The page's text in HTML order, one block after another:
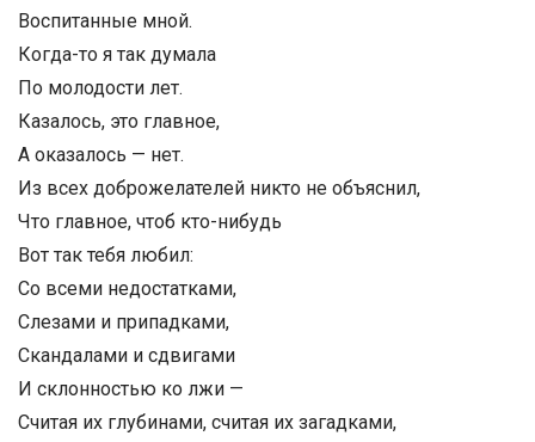
Воспитанные мной.
Когда-то я так думала
По молодости лет.
Казалось, это главное,
А оказалось — нет.
Из всех доброжелателей никто не объяснил,
Что главное, чтоб кто-нибудь
Вот так тебя любил:
Со всеми недостатками,
Слезами и припадками,
Скандалами и сдвигами
И склонностью ко лжи —
Считая их глубинами, считая их загадками,